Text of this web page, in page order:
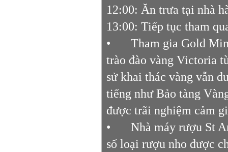
12:00: Ăn trưa tại nhà
13:00: Tiếp tục tham
•
Tham gia Gold
trào đào vàng Victoria
sử khai thác vàng vẫn
tiếng như Bảo tàng
được trãi nghiệm cảm
•
Nhà máy rượu St
số loại rượu nho được